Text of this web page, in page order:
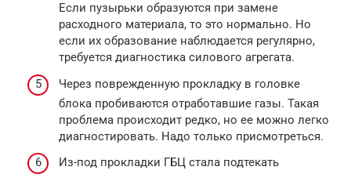
Если пузырьки образуются при замене
расходного материала, то это нормально. Но
если их образование наблюдается регулярно,
требуется диагностика силового агрегата.
Через поврежденную прокладку в головке
блока пробиваются отработавшие газы. Такая
проблема происходит редко, но ее можно легко
диагностировать. Надо только присмотреться.
Из-под прокладки ГБЦ стала подтекать